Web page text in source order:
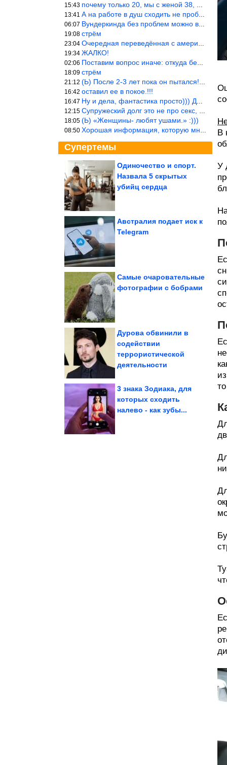
15:43 почему только 20, мы с женой 38, называется ртутной свадьбой, гр
13:41 А на работе в душ сходить не пробовали?
06:07 Вундеркинда без проблем можно вырастить всего-то с максимально р
19:08 стрём
23:04 Очередная переведённая с американского статья. Не работает эта ф
19:34 ЖАЛКО!
02:06 Поставим вопрос иначе: откуда берётся столь зловредный феминизм?
18:09 стрём
21:12 (Ь) После 2-3 лет пока он пытался! :))) Учитывая, что кошки 10-1
16:42 оставил ее в покое.!!!
16:47 Ну и дела, фантастика просто))) Даже и добавить то нечего…
12:15 Супружеский долг это не про секс, это про Жизнь на Земле. Супруж
18:05 (Ь) «Женщины- любят ушами.» :)))
08:50 Хорошая информация, которую многим стоило бы взять на вооружение
Супертемы
Рассеянному склерозу
механизм
Одиночество и спорт.
Назвала 5 скрытых
убийц сердца
Австралия подает иск к
Telegram
Самые очаровательные
фотографии с бобрами
Назван анализ, который
Дурова обвинили в
содействии
террористической
деятельности
Суперхиты!
3 знака Зодиака, для
которых сходить
налево - как зубы...
В
У